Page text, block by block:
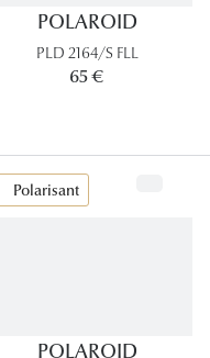
Lunettes
Lunettes
Formes
POLAROID
PLD 2164/S FLL
65 €
Polarisant
POLAROID